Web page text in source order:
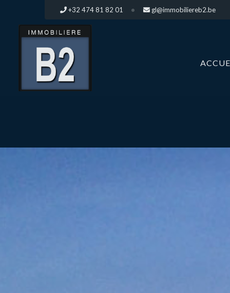
+32 474 81 82 01 gl@immobiliereb2.be